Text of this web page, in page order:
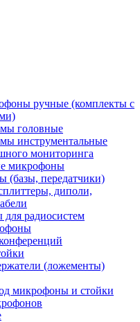
ручные (комплекты с
головные
инструментальные
мониторинга
микрофоны
(базы, передатчики)
диполи,
для радиосистем
(ложементы)
микрофоны и стойки